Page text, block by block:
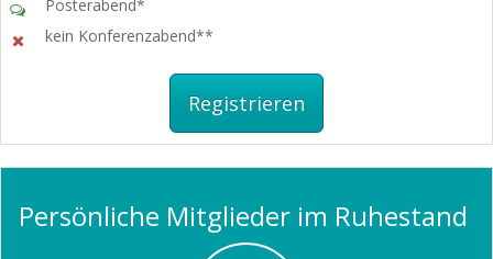
Posterabend*
kein Konferenzabend**
Registrieren
Persönliche Mitglieder im Ruhestand